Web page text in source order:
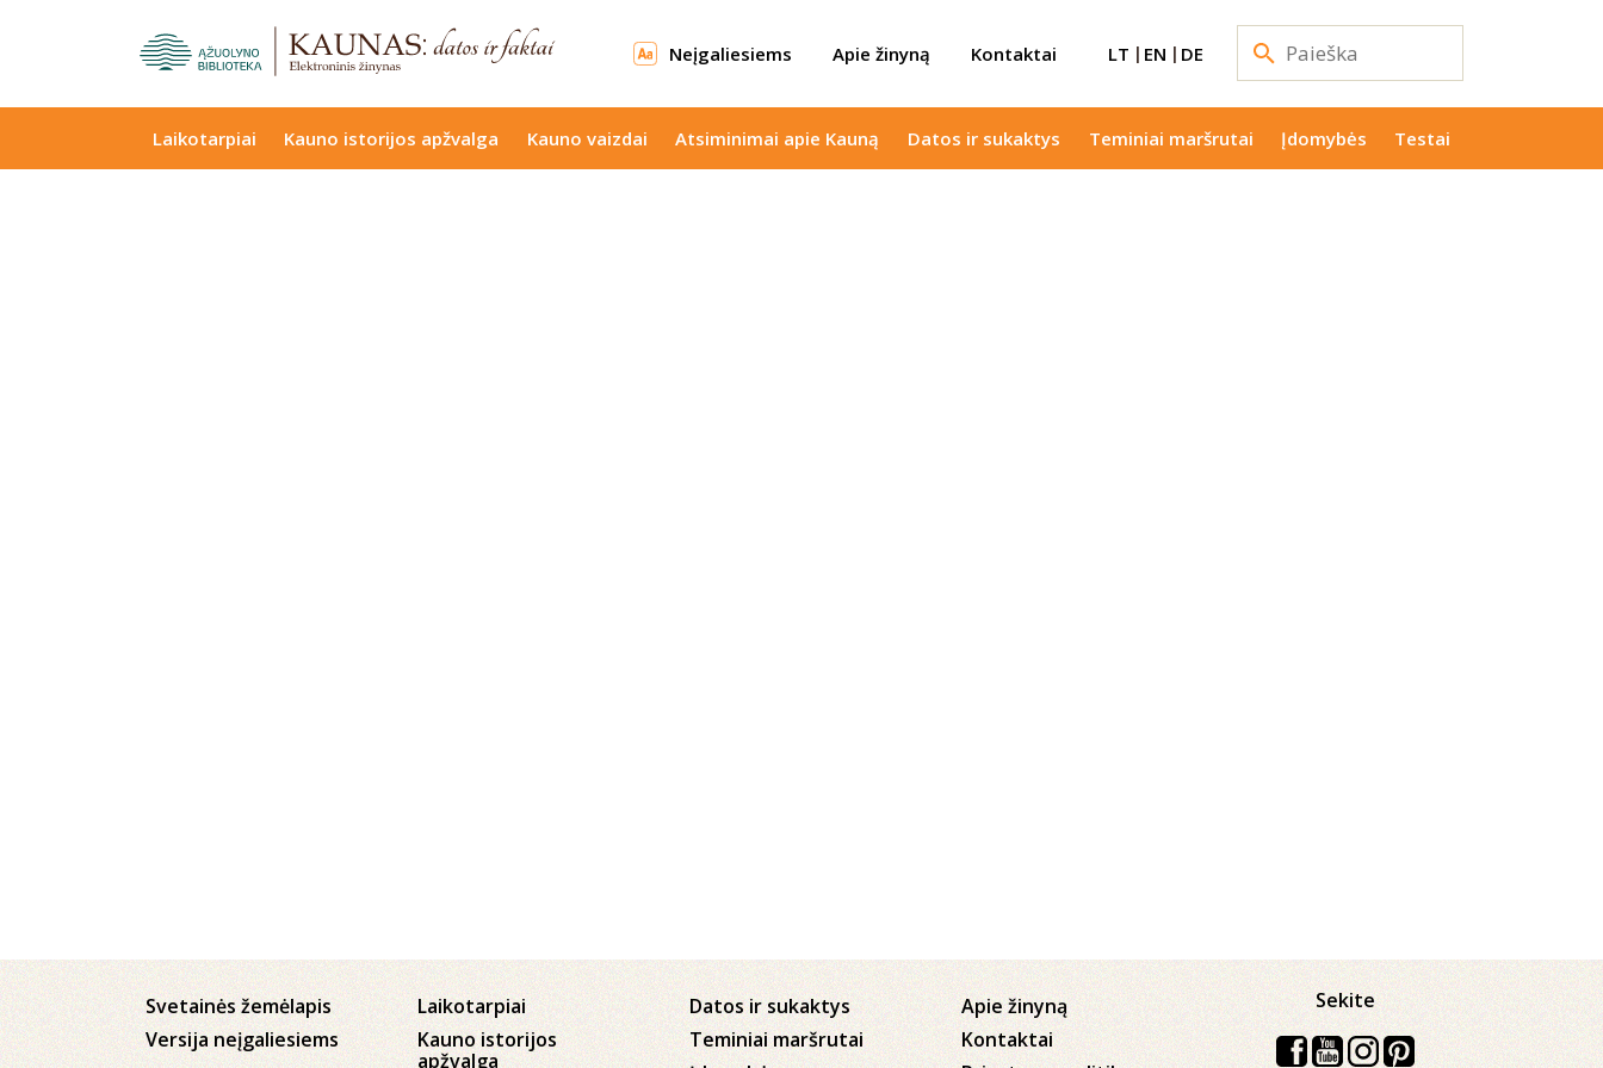
Neįgaliesiems Apie žinyną Kontaktai LT EN DE
Laikotarpiai Kauno istorijos apžvalga Kauno vaizdai Atsiminimai apie Kauną Datos ir sukaktys Teminiai maršrutai Įdomybės Testai
Svetainės žemėlapis
Versija neįgaliesiems
Laikotarpiai
Kauno istorijos
apžvalga
Datos ir sukaktys
Teminiai maršrutai
Apie žinyną
Kontaktai
Sekite